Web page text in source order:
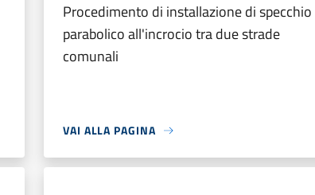
Procedimento di installazione di specchio
parabolico all'incrocio tra due strade
comunali
VAI ALLA PAGINA